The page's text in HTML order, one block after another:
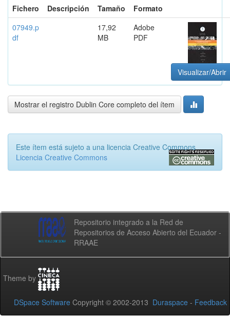
Fichero
Descripción Tamaño
Formato
07949.p
df
17,92
MB
Adobe
PDF
Visualizar/Abrir
Mostrar el registro Dublin Core completo del ítem
Este ítem está sujeto a una licencia Creative Commons
Licencia Creative Commons
Repositorio integrado a la Red de
Repositorios de Acceso Abierto del Ecuador -
RRAAE
Theme by
DSpace Software Copyright © 2002-2013 Duraspace - Feedback